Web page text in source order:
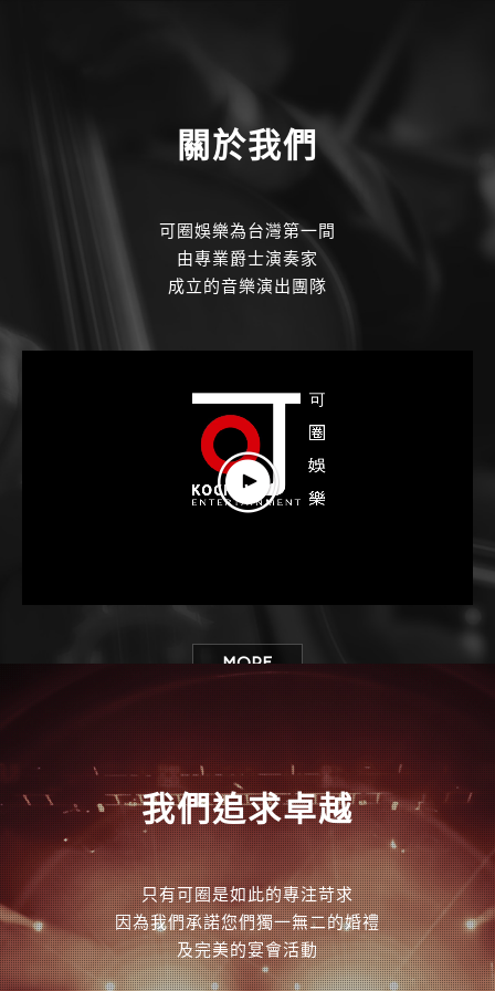
關於我們
可圈娛樂為台灣第一間
由專業爵士演奏家
成立的音樂演出團隊
MORE
我們追求卓越
只有可圈是如此的專注苛求
因為我們承諾您們獨一無二的婚禮
及完美的宴會活動